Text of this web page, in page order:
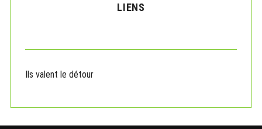
LIENS
Ils valent le détour